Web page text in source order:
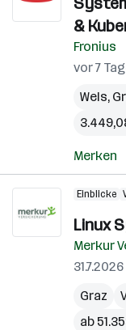
&
Fronius
vor 7
Wels,
Merken
Einblicke
Linux
Merkur
31.7.2026
Graz
ab